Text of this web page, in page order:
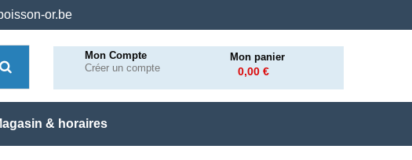
or.be
Mon Compte
Créer un compte
Mon panier
0,00 €
& horaires